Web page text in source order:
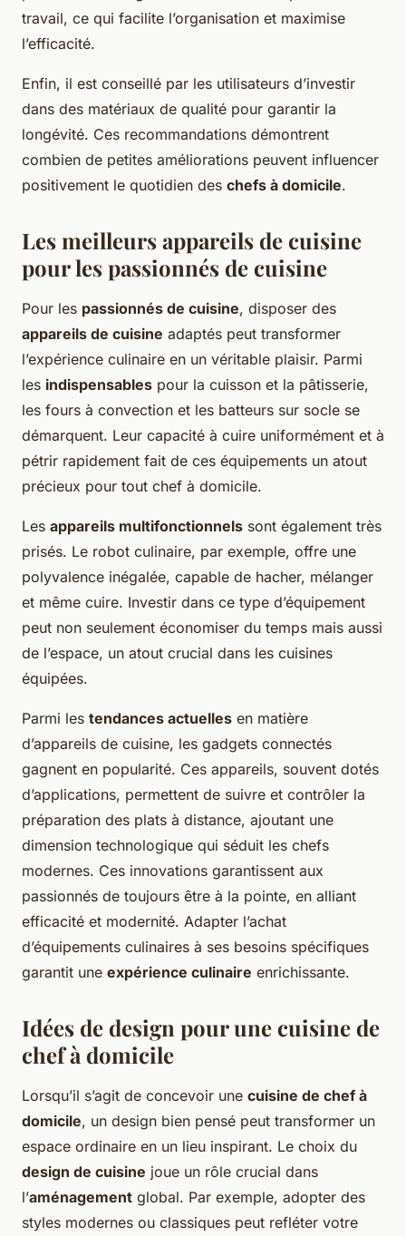
travail, ce qui facilite l’organisation et maximise
l’efficacité.
Enfin, il est conseillé par les utilisateurs d’investir
dans des matériaux de qualité pour garantir la
longévité. Ces recommandations démontrent
combien de petites améliorations peuvent influencer
positivement le quotidien des chefs à domicile.
Les meilleurs appareils de cuisine
pour les passionnés de cuisine
Pour les passionnés de cuisine, disposer des
appareils de cuisine adaptés peut transformer
l’expérience culinaire en un véritable plaisir. Parmi
les indispensables pour la cuisson et la pâtisserie,
les fours à convection et les batteurs sur socle se
démarquent. Leur capacité à cuire uniformément et à
pétrir rapidement fait de ces équipements un atout
précieux pour tout chef à domicile.
Les appareils multifonctionnels sont également très
prisés. Le robot culinaire, par exemple, offre une
polyvalence inégalée, capable de hacher, mélanger
et même cuire. Investir dans ce type d’équipement
peut non seulement économiser du temps mais aussi
de l’espace, un atout crucial dans les cuisines
équipées.
Parmi les tendances actuelles en matière
d’appareils de cuisine, les gadgets connectés
gagnent en popularité. Ces appareils, souvent dotés
d’applications, permettent de suivre et contrôler la
préparation des plats à distance, ajoutant une
dimension technologique qui séduit les chefs
modernes. Ces innovations garantissent aux
passionnés de toujours être à la pointe, en alliant
efficacité et modernité. Adapter l’achat
d’équipements culinaires à ses besoins spécifiques
garantit une expérience culinaire enrichissante.
Idées de design pour une cuisine de
chef à domicile
Lorsqu’il s’agit de concevoir une cuisine de chef à
domicile, un design bien pensé peut transformer un
espace ordinaire en un lieu inspirant. Le choix du
design de cuisine joue un rôle crucial dans
l’aménagement global. Par exemple, adopter des
styles modernes ou classiques peut refléter votre